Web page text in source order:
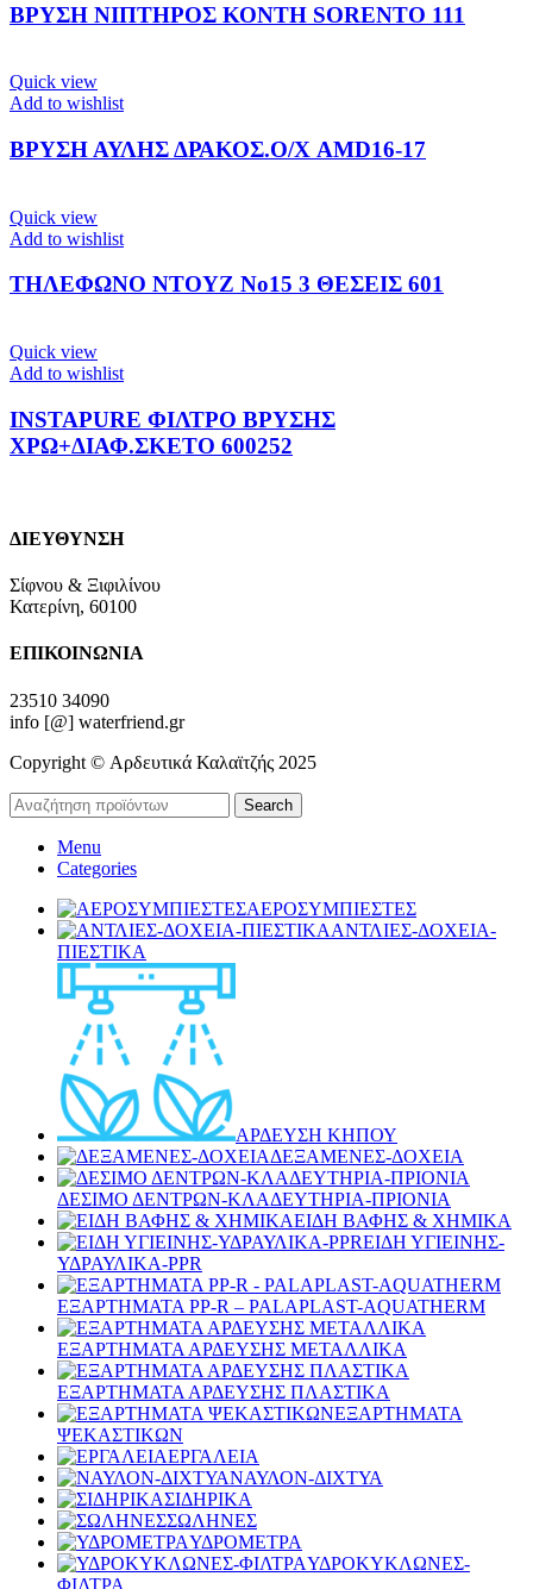
ΒΡΥΣΗ ΝΙΠΤΗΡΟΣ ΚΟΝΤΗ SORENTO 111
Quick view
Add to wishlist
ΒΡΥΣΗ ΑΥΛΗΣ ΔΡΑΚΟΣ.Ο/Χ AMD16-17
Quick view
Add to wishlist
ΤΗΛΕΦΩΝΟ ΝΤΟΥΖ Νο15 3 ΘΕΣΕΙΣ 601
Quick view
Add to wishlist
INSTAPURE ΦΙΛΤΡΟ ΒΡΥΣΗΣ
ΧΡΩ+ΔΙΑΦ.ΣΚΕΤΟ 600252
ΔΙΕΥΘΥΝΣΗ
Σίφνου & Ξιφιλίνου
Κατερίνη, 60100
ΕΠΙΚΟΙΝΩΝΙΑ
23510 34090
info [@] waterfriend.gr
Copyright © Αρδευτικά Καλαϊτζής 2025
Search
Menu
Categories
ΑΕΡΟΣΥΜΠΙΕΣΤΕΣ
ΑΝΤΛΙΕΣ-ΔΟΧΕΙΑ-
ΠΙΕΣΤΙΚΑ
ΑΡΔΕΥΣΗ ΚΗΠΟΥ
ΔΕΞΑΜΕΝΕΣ-ΔΟΧΕΙΑ
ΔΕΣΙΜΟ ΔΕΝΤΡΩΝ-ΚΛΑΔΕΥΤΗΡΙΑ-ΠΡΙΟΝΙΑ
ΕΙΔΗ ΒΑΦΗΣ & ΧΗΜΙΚΑ
ΕΙΔΗ ΥΓΙΕΙΝΗΣ-
ΥΔΡΑΥΛΙΚΑ-PPR
ΕΞΑΡΤΗΜΑΤΑ PP-R – PALAPLAST-AQUATHERM
ΕΞΑΡΤΗΜΑΤΑ ΑΡΔΕΥΣΗΣ ΜΕΤΑΛΛΙΚΑ
ΕΞΑΡΤΗΜΑΤΑ ΑΡΔΕΥΣΗΣ ΠΛΑΣΤΙΚΑ
ΕΞΑΡΤΗΜΑΤΑ
ΨΕΚΑΣΤΙΚΩΝ
ΕΡΓΑΛΕΙΑ
ΝΑΥΛΟΝ-ΔΙΧΤΥΑ
ΣΙΔΗΡΙΚΑ
ΣΩΛΗΝΕΣ
ΥΔΡΟΜΕΤΡΑ
ΥΔΡΟΚΥΚΛΩΝΕΣ-
ΦΙΛΤΡΑ